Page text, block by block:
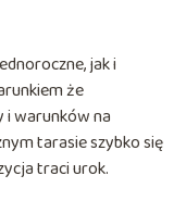
jak i
że
i warunków na
tarasie szybko się
traci urok.